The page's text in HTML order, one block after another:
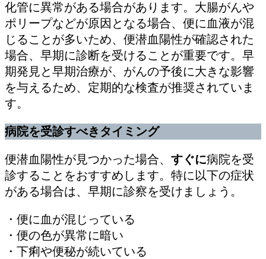
化管に異常がある場合があります。大腸がんや
ポリープなどが原因となる場合、便に血液が混
じることが多いため、便潜血陽性が確認された
場合、早期に診断を受けることが重要です。早
期発見と早期治療が、がんの予後に大きな影響
を与えるため、定期的な検査が推奨されていま
す。
病院を受診すべきタイミング
便潜血陽性が見つかった場合、 すぐに病院を受
診することをおすすめします。特に以下の症状
がある場合は、早期に診察を受けましょう。
・便に血が混じっている
・便の色が異常に暗い
・下痢や便秘が続いている